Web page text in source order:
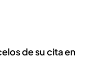
de su cita en